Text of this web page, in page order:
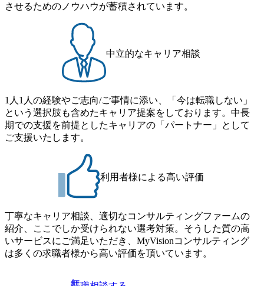
させるためのノウハウが蓄積されています。
中立的なキャリア相談
1人1人の経験やご志向/ご事情に添い、「今は転職しない」
という選択肢も含めたキャリア提案をしております。中長
期での支援を前提としたキャリアの「パートナー」として
ご支援いたします。
利用者様による高い評価
丁寧なキャリア相談、適切なコンサルティングファームの
紹介、ここでしか受けられない選考対策。そうした質の高
いサービスにご満足いただき、MyVisionコンサルティング
は多くの求職者様から高い評価を頂いています。
無